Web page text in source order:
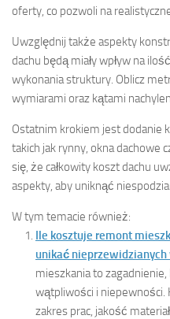
oferty, co pozwoli na
Uwzględnij także aspekty
dachu będą miały wpływ na
wykonania struktury. Oblicz
wymiarami oraz kątami
Ostatnim krokiem jest dodanie
takich jak rynny, okna dachowe
się, że całkowity koszt dachu
aspekty, aby uniknąć
W tym temacie również:
Ile kosztuje remont
unikać
mieszkania to
wątpliwości i niepewności.
zakres prac, jakość